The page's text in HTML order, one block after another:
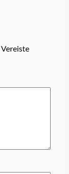
Vereiste